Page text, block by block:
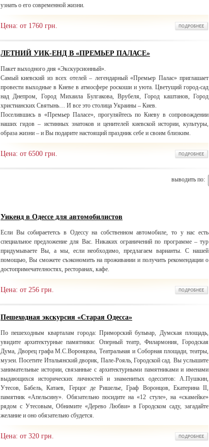
узнать о его современной жизни.
Цена: от 1760 грн.
ЛЕТНИЙ УИК-ЕНД В «ПРЕМЬЕР ПАЛАСЕ»
Пакет выходного дня «Экскурсионный».
Самый киевский из всех отелей – легендарный «Премьер Палас» приглашает
провести выходные в Киеве в атмосфере роскоши и уюта. Цветущий город-сад
над Днепром, Город Михаила Булгакова, Врубеля, Город каштанов, Город
христианских Святынь… И все это столица Украины – Киев.
Поселившись в «Премьер Паласе», прогуляйтесь по Киеву в сопровождении
наших гидов – истинных знатоков и ценителей киевской истории, культуры,
образа жизни – и Вы подарите настоящий праздник себе и своим близким.
Цена: от 6500 грн.
выводить по:
Уикенд в Одессе для автомобилистов
Если Вы собираететсь в Одессу на собственном автомобиле, то у нас есть
специальное предложение для Вас. Никаких ограничений по программе – тур
придумываете Вы, а мы, если необходимо, предлагаем варианты. С нашей
помощью, Вы сможете съэкономить на проживании и получить рекомендации о
достопримечателностях, ресторанах, кафе.
Цена: от 256 грн.
Пешеходная экскурсия «Старая Одесса»
По пешеходным кварталам города: Приморский бульвар, Думская площадь,
увидите архитектурные памятники: Оперный театр, Филармония, Городская
Дума, Дворец графа М.С.Воронцова, Театральная и Соборная площади, театры,
музеи. Посетите Итальянский дворик, Пале-Рояль, Городской сад. Вы услышите
занимательные истории, связанные с архитектурными памятниками и именами
выдающихся исторических личностей и знаменитых одесситов: А.Пушкин,
Утесов, Бабель, Катаев, Герцог де Ришелье, Граф Воронцов, Екатерина II,
памятник «Апельсину». Обязательно посидите на «12 стуле», на «скамейке»
рядом с Утесовым, Обнимите «Дерево Любви» в Городском саду, загадайте
желание и оно обязательно сбудется.
Цена: от 320 грн.